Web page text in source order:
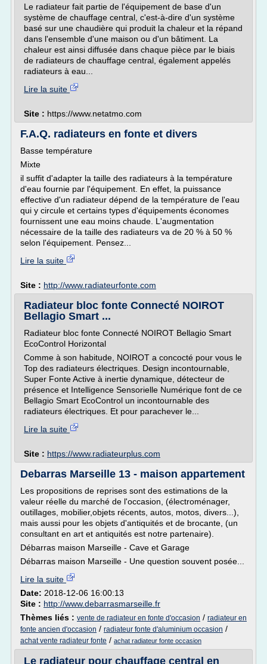
Le radiateur fait partie de l'équipement de base d'un
système de chauffage central, c'est-à-dire d'un système
basé sur une chaudière qui produit la chaleur et la répand
dans l'ensemble d'une maison ou d'un bâtiment. La
chaleur est ainsi diffusée dans chaque pièce par le biais
de radiateurs de chauffage central, également appelés
radiateurs à eau...
Lire la suite
Site : https://www.netatmo.com
F.A.Q. radiateurs en fonte et divers
Basse température
Mixte
il suffit d'adapter la taille des radiateurs à la température
d'eau fournie par l'équipement. En effet, la puissance
effective d'un radiateur dépend de la température de l'eau
qui y circule et certains types d'équipements économes
fournissent une eau moins chaude. L'augmentation
nécessaire de la taille des radiateurs va de 20 % à 50 %
selon l'équipement. Pensez...
Lire la suite
Site : http://www.radiateurfonte.com
Radiateur bloc fonte Connecté NOIROT
Bellagio Smart ...
Radiateur bloc fonte Connecté NOIROT Bellagio Smart
EcoControl Horizontal
Comme à son habitude, NOIROT a concocté pour vous le
Top des radiateurs électriques. Design incontournable,
Super Fonte Active à inertie dynamique, détecteur de
présence et Intelligence Sensorielle Numérique font de ce
Bellagio Smart EcoControl un incontournable des
radiateurs électriques. Et pour parachever le...
Lire la suite
Site : https://www.radiateurplus.com
Debarras Marseille 13 - maison appartement
Les propositions de reprises sont des estimations de la
valeur réelle du marché de l'occasion, (électroménager,
outillages, mobilier,objets récents, autos, motos, divers...),
mais aussi pour les objets d'antiquités et de brocante, (un
consultant en art et antiquités est notre partenaire).
Débarras maison Marseille - Cave et Garage
Débarras maison Marseille - Une question souvent posée...
Lire la suite
Date: 2018-12-06 16:00:13
Site : http://www.debarrasmarseille.fr
Thèmes liés : vente de radiateur en fonte d'occasion / radiateur en
fonte ancien d'occasion / radiateur fonte d'aluminium occasion /
achat vente radiateur fonte / achat radiateur fonte occasion
Le radiateur pour chauffage central en